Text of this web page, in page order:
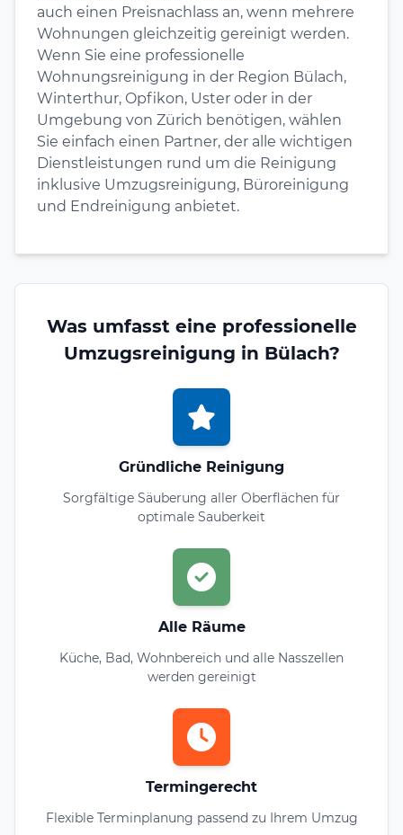
auch einen Preisnachlass an, wenn mehrere
Wohnungen gleichzeitig gereinigt werden.
Wenn Sie eine professionelle
Wohnungsreinigung in der Region Bülach,
Winterthur, Opfikon, Uster oder in der
Umgebung von Zürich benötigen, wählen
Sie einfach einen Partner, der alle wichtigen
Dienstleistungen rund um die Reinigung
inklusive Umzugsreinigung, Büroreinigung
und Endreinigung anbietet.
Was umfasst eine professionelle
Umzugsreinigung in Bülach?
Gründliche Reinigung
Sorgfältige Säuberung aller Oberflächen für
optimale Sauberkeit
Alle Räume
Küche, Bad, Wohnbereich und alle Nasszellen
werden gereinigt
Termingerecht
Flexible Terminplanung passend zu Ihrem Umzug